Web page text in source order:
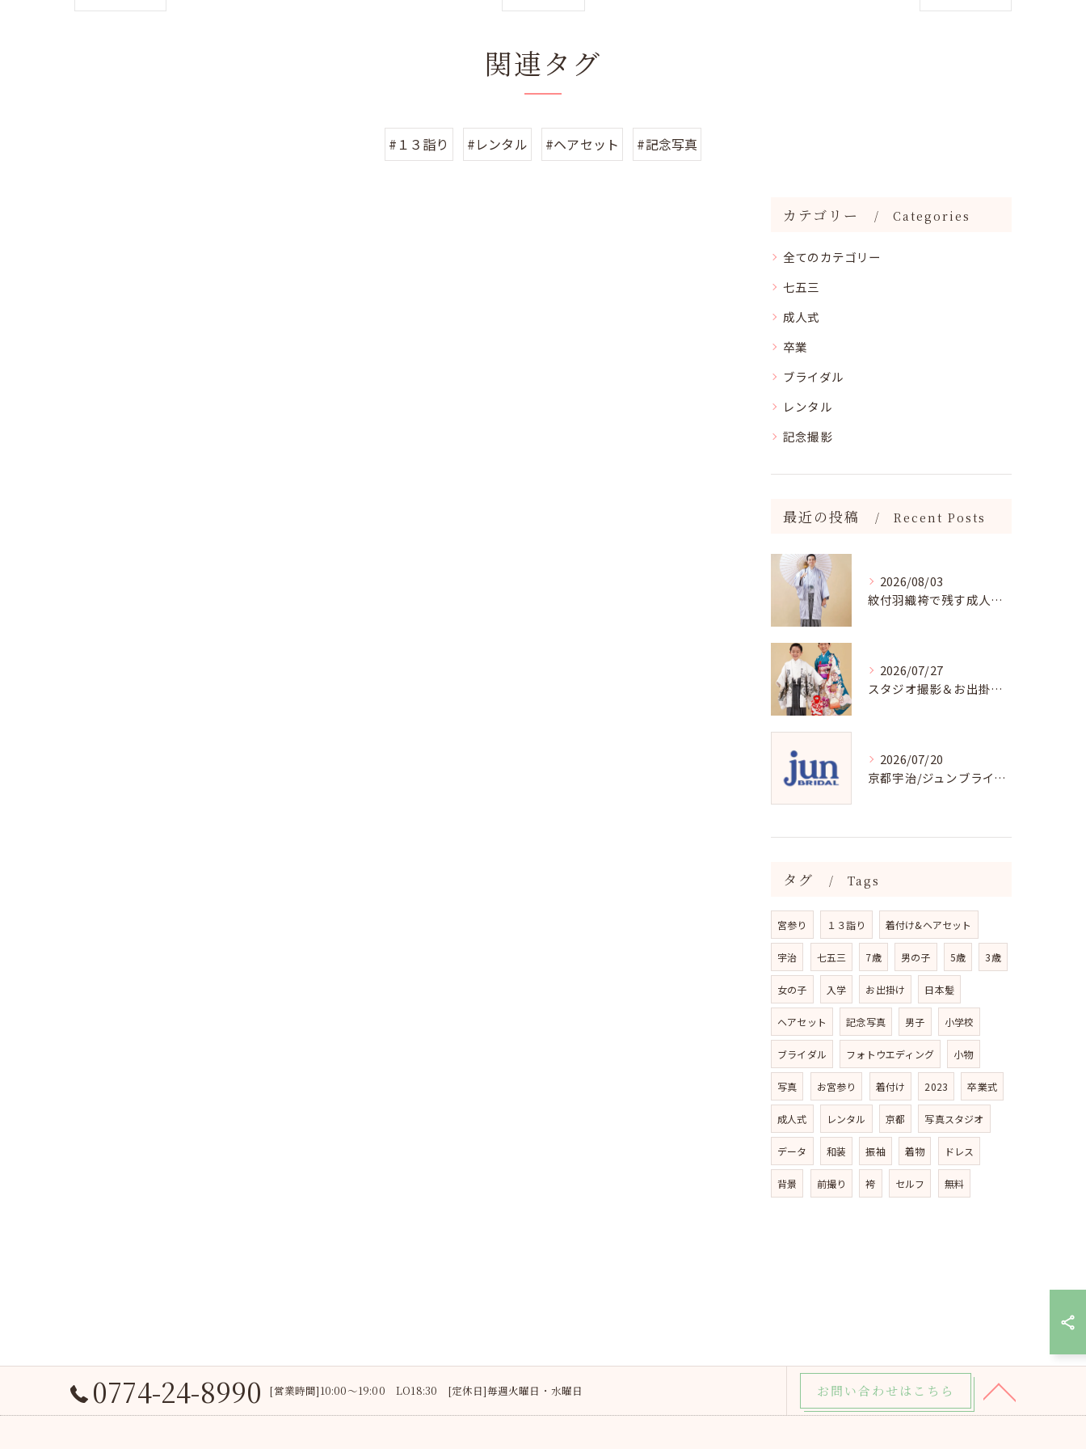
関連タグ
#１３詣り #レンタル #ヘアセット #記念写真
カテゴリー Categories
全てのカテゴリー
七五三
成人式
卒業
ブライダル
レンタル
記念撮影
最近の投稿 Recent Posts
2026/08/03
紋付羽織袴で残す成人記念写真
2026/07/27
スタジオ撮影＆お出掛け七五三はジュンブライダル
2026/07/20
京都宇治/ジュンブライダル七五三衣裳均一料金
タグ Tags
宮参り １３詣り 着付け&ヘアセット
宇治 七五三 7歳 男の子 5歳 3歳
女の子 入学 お出掛け 日本髪
ヘアセット 記念写真 男子 小学校
ブライダル フォトウエディング 小物
写真 お宮参り 着付け 2023 卒業式
成人式 レンタル 京都 写真スタジオ
データ 和装 振袖 着物 ドレス
背景 前撮り 袴 セルフ 無料
0774-24-8990 [営業時間]10:00〜19:00 LO18:30 [定休日]毎週火曜日・水曜日 お問い合わせはこちら